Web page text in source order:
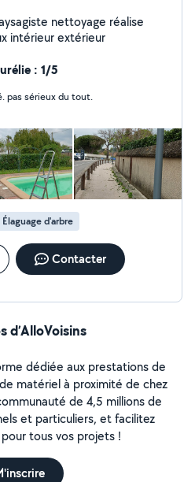
nettoyage réalise
intérieur extérieur
: 1/5
élagage de l'arbre non effectué. pas sérieux du tout.
Élaguage d'arbre
Contacter
d’AlloVoisins
dédiée aux prestations de
matériel à proximité de chez
de 4,5 millions de
et particuliers, et facilitez
tous vos projets !